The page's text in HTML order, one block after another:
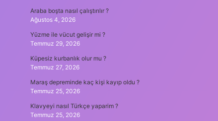
Araba boşta nasıl çalıştırılır ?
Ağustos 4, 2026
Yüzme ile vücut gelişir mi ?
Temmuz 29, 2026
Küpesiz kurbanlık olur mu ?
Temmuz 27, 2026
Maraş depreminde kaç kişi kayıp oldu ?
Temmuz 25, 2026
Klavyeyi nasıl Türkçe yaparim ?
Temmuz 25, 2026